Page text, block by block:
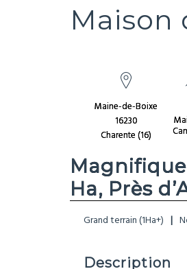
Maison
Maine-de-Boixe
16230
Charente (16)
Magnifique
Ha, Près
Grand terrain (1Ha+)
Description